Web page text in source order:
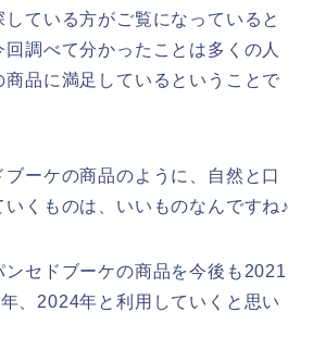
ている方がご覧になっていると
調べて分かったことは多くの人
商品に満足しているということで
ーケの商品のように、自然と口
いくものは、いいものなんですね♪
ンセドブーケの商品を今後も2021
、2024年と利用していくと思い